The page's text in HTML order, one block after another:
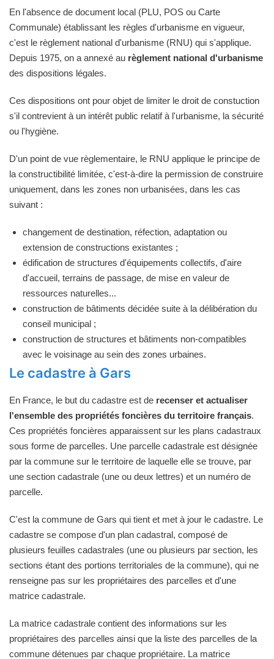
En l'absence de document local (PLU, POS ou Carte
Communale) établissant les règles d'urbanisme en vigueur,
c'est le règlement national d'urbanisme (RNU) qui s'applique.
Depuis 1975, on a annexé au règlement national d'urbanisme
des dispositions légales.
Ces dispositions ont pour objet de limiter le droit de constuction
s'il contrevient à un intérêt public relatif à l'urbanisme, la sécurité
ou l'hygiène.
D'un point de vue règlementaire, le RNU applique le principe de
la constructibilité limitée, c'est-à-dire la permission de construire
uniquement, dans les zones non urbanisées, dans les cas
suivant :
changement de destination, réfection, adaptation ou
extension de constructions existantes ;
édification de structures d'équipements collectifs, d'aire
d'accueil, terrains de passage, de mise en valeur de
ressources naturelles...
construction de bâtiments décidée suite à la délibération du
conseil municipal ;
construction de structures et bâtiments non-compatibles
avec le voisinage au sein des zones urbaines.
Le cadastre à Gars
En France, le but du cadastre est de recenser et actualiser
l'ensemble des propriétés foncières du territoire français.
Ces propriétés foncières apparaissent sur les plans cadastraux
sous forme de parcelles. Une parcelle cadastrale est désignée
par la commune sur le territoire de laquelle elle se trouve, par
une section cadastrale (une ou deux lettres) et un numéro de
parcelle.
C'est la commune de Gars qui tient et met à jour le cadastre. Le
cadastre se compose d'un plan cadastral, composé de
plusieurs feuilles cadastrales (une ou plusieurs par section, les
sections étant des portions territoriales de la commune), qui ne
renseigne pas sur les propriétaires des parcelles et d'une
matrice cadastrale.
La matrice cadastrale contient des informations sur les
propriétaires des parcelles ainsi que la liste des parcelles de la
commune détenues par chaque propriétaire. La matrice